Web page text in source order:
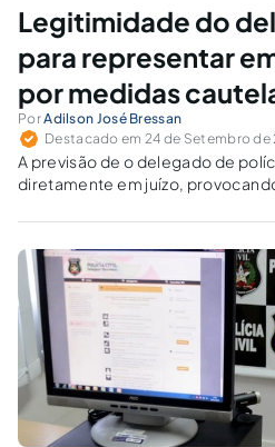
Legitimidade do
para representar
por medidas
PorAdilson José Bressan
Destacado em 24 de Setembro de
A previsão de o delegado de
diretamente em juízo,
Código de Processo Penal. O
controvertido.